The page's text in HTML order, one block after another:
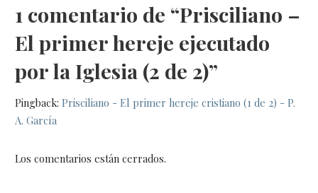
1 comentario de “Prisciliano –
El primer hereje ejecutado
por la Iglesia (2 de 2)”
Pingback: Prisciliano - El primer hereje cristiano (1 de 2) - P.
A. García
Los comentarios están cerrados.